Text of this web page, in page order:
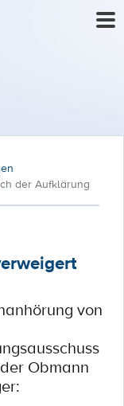
der Aufklärung
von
Obmann